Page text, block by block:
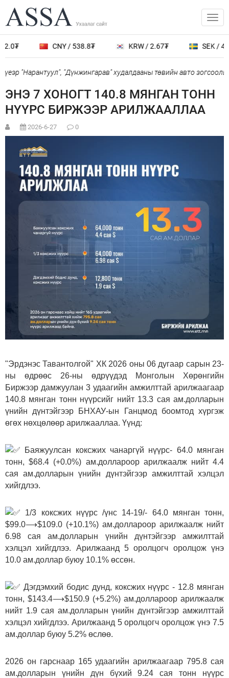
CNY / 538.8₮ KRW / 2.67₮ SEK /
"Нарантуул", "Дүнжингарав" худалдааны төвийн авто зогсоолыг
ЭНЭ 7 ХОНОГТ 140.8 МЯНГАН ТОНН
НҮҮРС БИРЖЭЭР АРИЛЖААЛЛАА
2026-6-27 0
"Эрдэнэс Тавантолгой" ХК 2026 оны 06 дугаар сарын 23-
ны өдрөөс 26-ны өдрүүдэд Монголын Хөрөнгийн
Биржээр дамжуулан 3 удаагийн амжилттай арилжаагаар
140.8 мянган тонн нүүрсийг нийт 13.3 сая ам.долларын
үнийн дүнтэйгээр БНХАУ-ын Ганцмод боомтод хүргэж
өгөх нөхцөлөөр арилжааллаа. Үүнд:
Баяжуулсан коксжих чанаргүй нүүрс- 64.0 мянган
тонн, $68.4 (+0.0%) ам.доллароор арилжаалж нийт 4.4
сая ам.долларын үнийн дүнтэйгээр амжилттай хэлцэл
хийгдлээ.
1/3 коксжих нүүрс /үнс 14-19/- 64.0 мянган тонн,
$99.0⟶$109.0 (+10.1%) ам.доллароор арилжаалж нийт
6.98 сая ам.долларын үнийн дүнтэйгээр амжилттай
хэлцэл хийгдлээ. Арилжаанд 5 оролцогч оролцож үнэ
10.0 ам.доллар буюу 10.1% өссөн.
Дэгдэмхий бодис дунд, коксжих нүүрс - 12.8 мянган
тонн, $143.4⟶$150.9 (+5.2%) ам.доллароор арилжаалж
нийт 1.9 сая ам.долларын үнийн дүнтэйгээр амжилттай
хэлцэл хийгдлээ. Арилжаанд 5 оролцогч оролцож үнэ 7.5
ам.доллар буюу 5.2% өслөө.
2026 он гарснаар 165 удаагийн арилжаагаар 795.8 сая
ам.долларын үнийн дүн бүхий 9.24 сая тонн нүүрс